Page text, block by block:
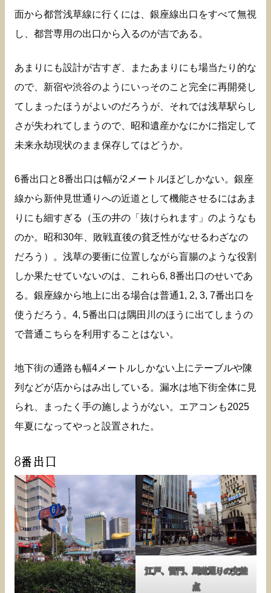
面から都営浅草線に行くには、銀座線出口をすべて無視
し、都営専用の出口から入るのが吉である。
あまりにも設計が古すぎ、またあまりにも場当たり的な
ので、新宿や渋谷のようにいっそのこと完全に再開発し
てしまったほうがよいのだろうが、それでは浅草駅らし
さが失われてしまうので、昭和遺産かなにかに指定して
未来永劫現状のまま保存してはどうか。
6番出口と8番出口は幅が2メートルほどしかない。銀座
線から新仲見世通りへの近道として機能させるにはあま
りにも細すぎる（玉の井の「抜けられます」のようなも
のか。昭和30年、敗戦直後の貧乏性がなせるわざなの
だろう）。浅草の要衝に位置しながら盲腸のような役割
しか果たせていないのは、これら6, 8番出口のせいであ
る。銀座線から地上に出る場合は普通1, 2, 3, 7番出口を
使うだろう。4, 5番出口は隅田川のほうに出てしまうの
で普通こちらを利用することはない。
地下街の通路も幅4メートルしかない上にテーブルや陳
列などが店からはみ出している。漏水は地下街全体に見
られ、まったく手の施しようがない。エアコンも2025
年夏になってやっと設置された。
8番出口
江戸、雷門、馬道通りの交差
点